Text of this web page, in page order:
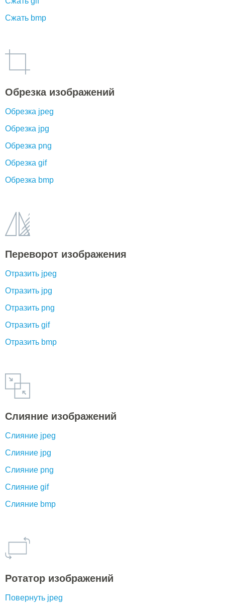
Сжать bmp
Обрезка изображений
Обрезка jpeg
Обрезка jpg
Обрезка png
Обрезка gif
Обрезка bmp
Переворот изображения
Отразить jpeg
Отразить jpg
Отразить png
Отразить gif
Отразить bmp
Слияние изображений
Слияние jpeg
Слияние jpg
Слияние png
Слияние gif
Слияние bmp
Ротатор изображений
Повернуть jpeg